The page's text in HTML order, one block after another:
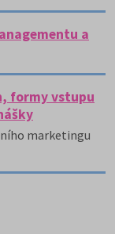
a
formy vstupu
marketingu